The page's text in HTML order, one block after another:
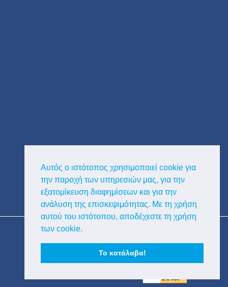
Αυτός ο ιστότοπος χρησιμοποιεί cookie για
την παροχή των υπηρεσιών μας, για την
εξατομίκευση διαφημίσεων και για την
ανάλυση της επισκεψιμότητας. Με τη χρήση
αυτού του ιστότοπου, αποδέχεστε τη χρήση
των cookie.
Το κατάλαβα!
Copyright © Κυκλαδική Διαφημιστική